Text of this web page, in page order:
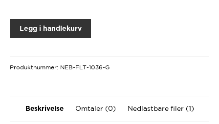
Legg i handlekurv
Produktnummer: NEB-FLT-1036-G
Beskrivelse Omtaler (0) Nedlastbare filer (1)